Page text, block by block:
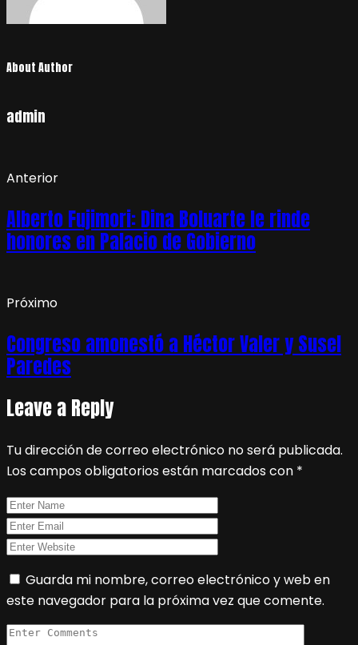
About Author
admin
Anterior
Alberto Fujimori: Dina Boluarte le rinde
honores en Palacio de Gobierno
Próximo
Congreso amonestó a Héctor Valer y Susel
Paredes
Leave a Reply
Tu dirección de correo electrónico no será publicada.
Los campos obligatorios están marcados con *
Guarda mi nombre, correo electrónico y web en
este navegador para la próxima vez que comente.